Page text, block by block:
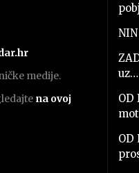
medije.
na ovoj
uz…
OD
OD